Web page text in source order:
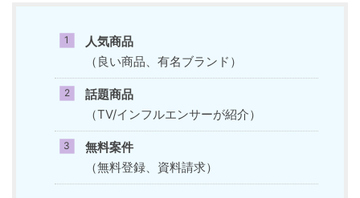
人気商品
（良い商品、有名ブランド）
話題商品
（TV/インフルエンサーが紹介）
無料案件
（無料登録、資料請求）